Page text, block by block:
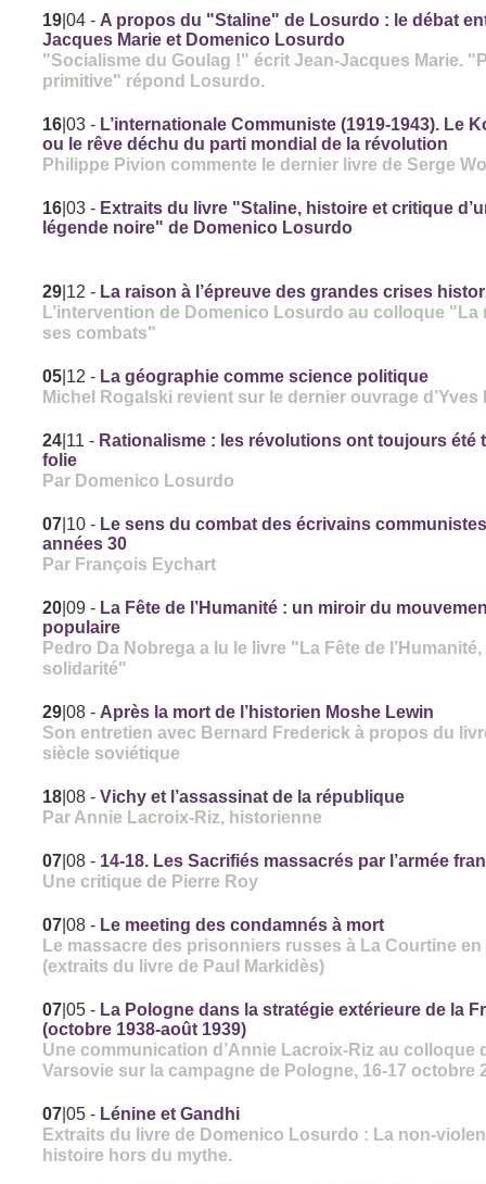
19 |04 - A propos du "Staline" de Losurdo : le débat
Jacques Marie et Domenico Losurdo
"Socialisme du Goulag !" écrit Jean-Jacques Marie.
primitive" répond Losurdo.
16 |03 - L’internationale Communiste (1919-1943). Le
ou le rêve déchu du parti mondial de la révolution
Philippe Pivion commente le dernier livre de Serge
16 |03 - Extraits du livre "Staline, histoire et critique
légende noire" de Domenico Losurdo
29 |12 - La raison à l’épreuve des grandes crises
L’intervention de Domenico Losurdo au colloque "La
ses combats"
05 |12 - La géographie comme science politique
Michel Rogalski revient sur le dernier ouvrage d’Yves
24 |11 - Rationalisme : les révolutions ont toujours été
folie
Par Domenico Losurdo
07 |10 - Le sens du combat des écrivains
années 30
Par François Eychart
20 |09 - La Fête de l’Humanité : un miroir du
populaire
Pedro Da Nobrega a lu le livre "La Fête de
solidarité"
29 |08 - Après la mort de l’historien Moshe Lewin
Son entretien avec Bernard Frederick à propos du
siècle soviétique
18 |08 -Vichy et l’assassinat de la république
Par Annie Lacroix-Riz, historienne
07 |08 - 14-18. Les Sacrifiés massacrés par l’armée
Une critique de Pierre Roy
07 |08 - Le meeting des condamnés à mort
Le massacre des prisonniers russes à La Courtine en
(extraits du livre de Paul Markidès)
07 |05 - La Pologne dans la stratégie extérieure de la
(octobre 1938-août 1939)
Une communication d’Annie Lacroix-Riz au colloque
Varsovie sur la campagne de Pologne, 16-17 octobre
07 |05 - Lénine et Gandhi
Extraits du livre de Domenico Losurdo : La non-
histoire hors du mythe.